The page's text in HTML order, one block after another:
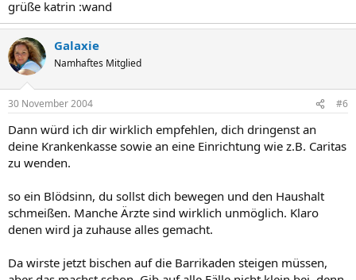
grüße katrin :wand
Galaxie
Namhaftes Mitglied
30 November 2004 #6
Dann würd ich dir wirklich empfehlen, dich dringenst an
deine Krankenkasse sowie an eine Einrichtung wie z.B. Caritas
zu wenden.
so ein Blödsinn, du sollst dich bewegen und den Haushalt
schmeißen. Manche Ärzte sind wirklich unmöglich. Klaro
denen wird ja zuhause alles gemacht.
Da wirste jetzt bischen auf die Barrikaden steigen müssen,